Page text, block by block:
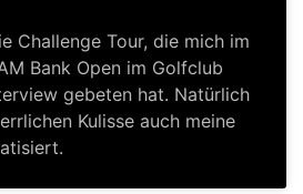
Challenge Tour, die mich im
Bank Open im Golfclub
gebeten hat. Natürlich
Kulisse auch meine